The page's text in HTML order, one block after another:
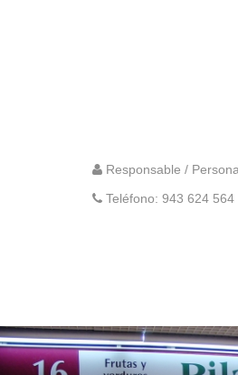
Responsable /
Teléfono: 943 624 564